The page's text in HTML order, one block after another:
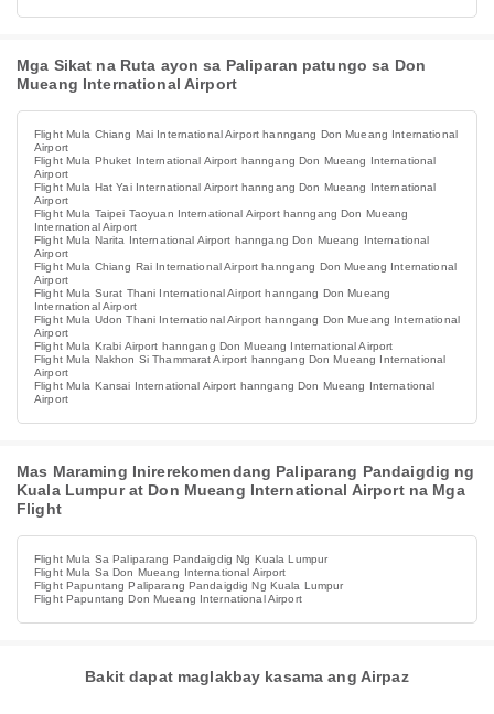
Mga Sikat na Ruta ayon sa Paliparan patungo sa Don
Mueang International Airport
Flight Mula Chiang Mai International Airport hanngang Don Mueang International
Airport
Flight Mula Phuket International Airport hanngang Don Mueang International
Airport
Flight Mula Hat Yai International Airport hanngang Don Mueang International
Airport
Flight Mula Taipei Taoyuan International Airport hanngang Don Mueang
International Airport
Flight Mula Narita International Airport hanngang Don Mueang International
Airport
Flight Mula Chiang Rai International Airport hanngang Don Mueang International
Airport
Flight Mula Surat Thani International Airport hanngang Don Mueang
International Airport
Flight Mula Udon Thani International Airport hanngang Don Mueang International
Airport
Flight Mula Krabi Airport hanngang Don Mueang International Airport
Flight Mula Nakhon Si Thammarat Airport hanngang Don Mueang International
Airport
Flight Mula Kansai International Airport hanngang Don Mueang International
Airport
Mas Maraming Inirerekomendang Paliparang Pandaigdig ng
Kuala Lumpur at Don Mueang International Airport na Mga
Flight
Flight Mula Sa Paliparang Pandaigdig Ng Kuala Lumpur
Flight Mula Sa Don Mueang International Airport
Flight Papuntang Paliparang Pandaigdig Ng Kuala Lumpur
Flight Papuntang Don Mueang International Airport
Bakit dapat maglakbay kasama ang Airpaz